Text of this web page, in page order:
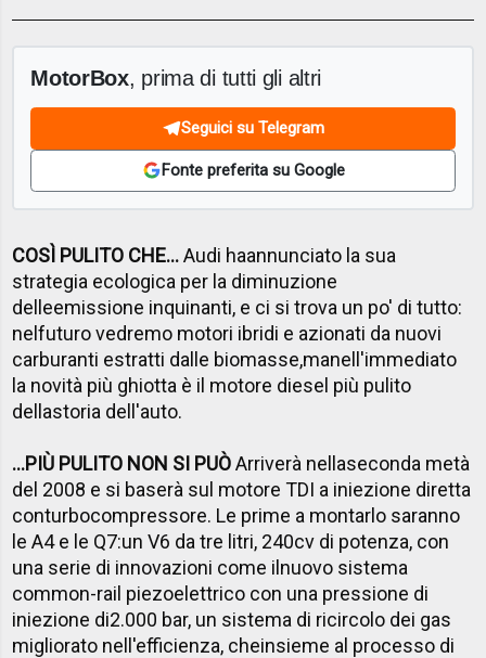
MotorBox, prima di tutti gli altri
Seguici su Telegram
Fonte preferita su Google
COSÌ PULITO CHE...Audi haannunciato la sua
strategia ecologica per la diminuzione
delleemissione inquinanti, e ci si trova un po' di tutto:
nelfuturo vedremo motori ibridi e azionati da nuovi
carburanti estratti dalle biomasse,manell'immediato
la novità più ghiotta è il motore diesel più pulito
dellastoria dell'auto.
...PIÙ PULITO NON SI PUÒArriverà nellaseconda metà
del 2008 e si baserà sul motore TDI a iniezione diretta
conturbocompressore. Le prime a montarlo saranno
le A4 e le Q7:un V6 da tre litri, 240cv di potenza, con
una serie di innovazioni come ilnuovo sistema
common-rail piezoelettrico con una pressione di
iniezione di2.000 bar, un sistema di ricircolo dei gas
migliorato nell'efficienza, cheinsieme al processo di